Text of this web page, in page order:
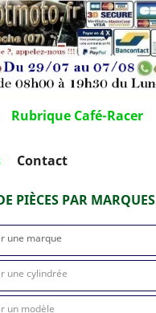
Rubrique Café-Racer
Contact
PIÈCES PAR MARQUES